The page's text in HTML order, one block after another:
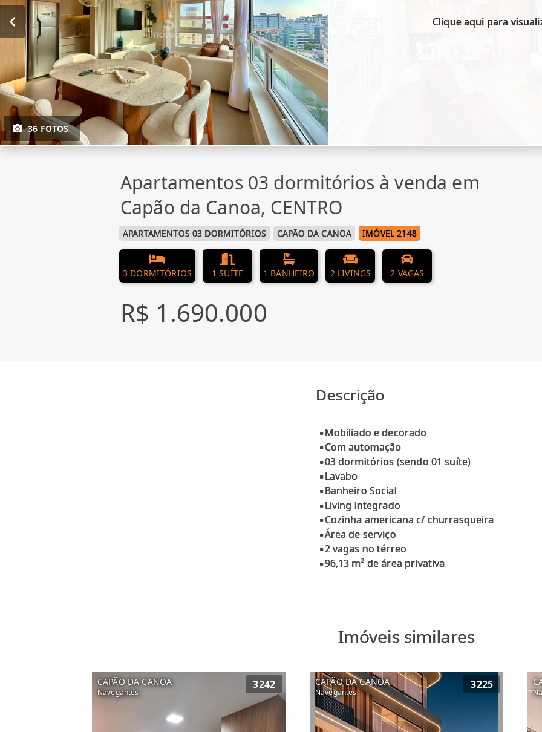
36 FOTOS
Clique aqui para
Apartamentos 03 dormitórios à venda em
Capão da Canoa, CENTRO
APARTAMENTOS 03 DORMITÓRIOS CAPÃO DA CANOA IMÓVEL 2148
3 DORMITÓRIOS 1 SUÍTE 1 BANHEIRO 2 LIVINGS 2 VAGAS
R$ 1.690.000
Descrição
▪Mobiliado e decorado
▪Com automação
▪03 dormitórios (sendo 01 suíte)
▪Lavabo
▪Banheiro Social
▪Living integrado
▪Cozinha americana c/ churrasqueira
▪Área de serviço
▪2 vagas no térreo
Imóveis similares
CAPÃO DA CANOA
Navegantes
3242 CAPÃO DA CANOA
Navegantes
3225